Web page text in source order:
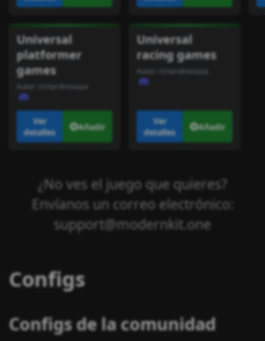
Universal
platformer
games
Autor: richardmsouza
Ver
detalles
Añadir
Universal
racing games
Autor: richardmsouza
Ver
detalles
Añadir
¿No ves el juego que quieres?
Envíanos un correo electrónico:
support@modernkit.one
Configs
Configs de la comunidad